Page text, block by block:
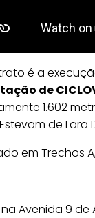
é a
de
1.602
de Lara
em Trechos A,
Avenida 9 de